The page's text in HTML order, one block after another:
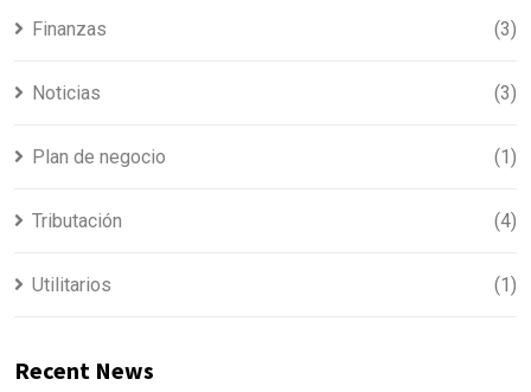
Finanzas (3)
Noticias (3)
Plan de negocio (1)
Tributación (4)
Utilitarios (1)
Recent News